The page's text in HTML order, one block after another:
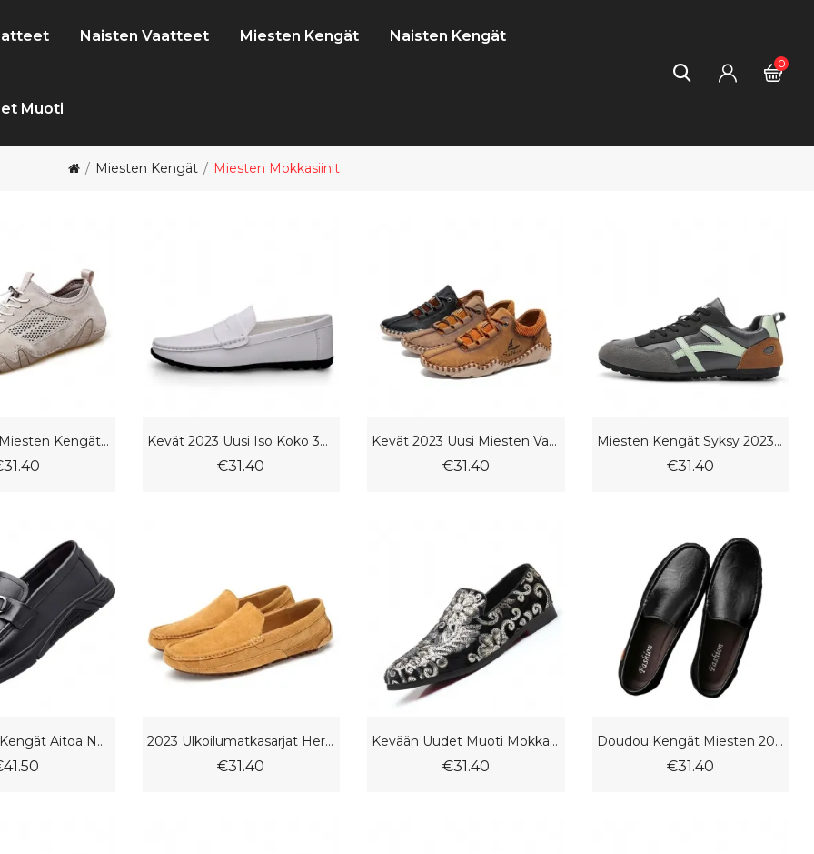
Naisten Vaatteet Miesten Kengät Naisten Kengät
Muoti
0
Miesten Kengät Miesten Mokkasiinit
Isokokoiset Miesten Kengät Trendikengät 2023 Kevät Ja Kesä Mustekala Vapaa-Ajan Doudou Verkkokengät Vanhat Peking Kevät 2023 Uusi Iso Koko 38-47 Doudou-Kengät Vapaa-Ajan Miesten Tasaiset Kengät
€31.40
Kevät 2023 Uusi Miesten Vapaa-Ajan Mekko Kengät Muoti Suurikokoiset Peas Käsintehdyt
€31.40
Miesten Kengät Syksy 2023 Uusi Kesä Hengittävä Pehmeä Pohja Luistamaton Herneet Vapaa-Ajan Lenkkarit Urheilutrendikengät
€31.40
Muodolliset Kengät Aitoa Nahkaa Miesten 2023 Kevät Uudet Business Casual Doudou Isokokoinen Pehmeä Pohjallinen Slip-On 2023 Ulkoilumatkasarjat Herneitä
€31.40
Kevään Uudet Muoti Mokkanahkaiset Loafers Isot Trendikkäät Doudou-Kengät
€31.40
Doudou Kengät Miesten 2023 Uudet Nahkaiset Luistamattomat Trendikkäät Nuorten Setti Jalat Vapaa-Ajan Mekkokengät
€31.40